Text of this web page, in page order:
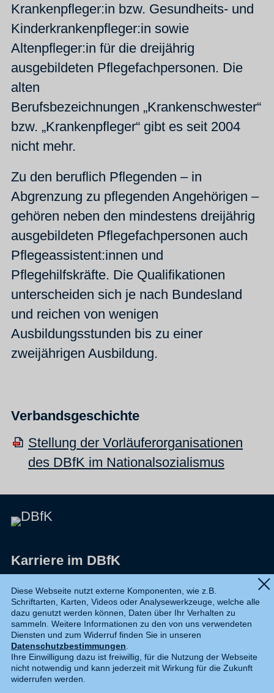
Krankenpfleger:in bzw. Gesundheits- und
Kinderkrankenpfleger:in sowie
Altenpfleger:in für die dreijährig
ausgebildeten Pflegefachpersonen. Die
alten
Berufsbezeichnungen „Krankenschwester“
bzw. „Krankenpfleger“ gibt es seit 2004
nicht mehr.
Zu den beruflich Pflegenden – in
Abgrenzung zu pflegenden Angehörigen –
gehören neben den mindestens dreijährig
ausgebildeten Pflegefachpersonen auch
Pflegeassistent:innen und
Pflegehilfskräfte. Die Qualifikationen
unterscheiden sich je nach Bundesland
und reichen von wenigen
Ausbildungsstunden bis zu einer
zweijährigen Ausbildung.
Verbandsgeschichte
Stellung der Vorläuferorganisationen
des DBfK im Nationalsozialismus
Karriere im DBfK
Datenschutz
Shop
Widerruf
Kontakt
Diese Webseite nutzt externe Komponenten, wie z.B.
Schriftarten, Karten, Videos oder Analysewerkzeuge, welche alle
dazu genutzt werden können, Daten über Ihr Verhalten zu
sammeln. Weitere Informationen zu den von uns verwendeten
Diensten und zum Widerruf finden Sie in unseren
Datenschutzbestimmungen.
Ihre Einwilligung dazu ist freiwillig, für die Nutzung der Webseite
nicht notwendig und kann jederzeit mit Wirkung für die Zukunft
widerrufen werden.